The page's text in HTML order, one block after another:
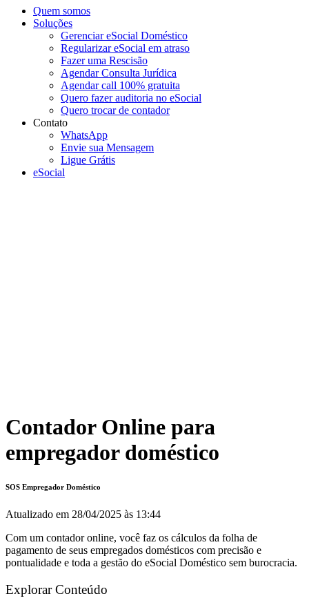
Quem somos
Soluções
Gerenciar eSocial Doméstico
Regularizar eSocial em atraso
Fazer uma Rescisão
Agendar Consulta Jurídica
Agendar call 100% gratuita
Quero fazer auditoria no eSocial
Quero trocar de contador
Contato
WhatsApp
Envie sua Mensagem
Ligue Grátis
eSocial
Contador Online para
empregador doméstico
SOS Empregador Doméstico
Atualizado em 28/04/2025 às 13:44
Com um contador online, você faz os cálculos da folha de
pagamento de seus empregados domésticos com precisão e
pontualidade e toda a gestão do eSocial Doméstico sem burocracia.
Explorar Conteúdo